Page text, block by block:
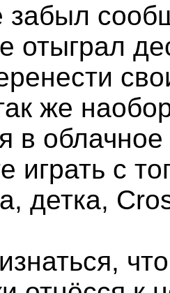
забыл
отыграл
же
в
играть с
детка,